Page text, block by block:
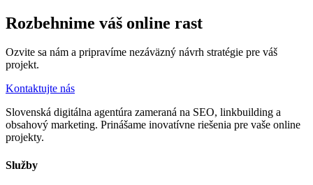
Rozbehnime váš online rast
Ozvite sa nám a pripravíme nezáväzný návrh stratégie pre váš
projekt.
Kontaktujte nás
Slovenská digitálna agentúra zameraná na SEO, linkbuilding a
obsahový marketing. Prinášame inovatívne riešenia pre vaše online
projekty.
Služby